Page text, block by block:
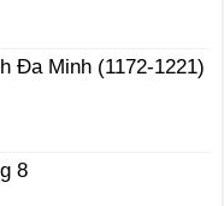
Ða Minh (1172-1221)
8